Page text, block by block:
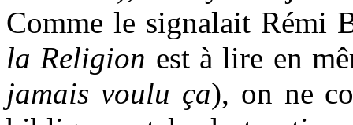
Comme le signalait Rémi
la Religion est à lire en
jamais voulu ça), on ne